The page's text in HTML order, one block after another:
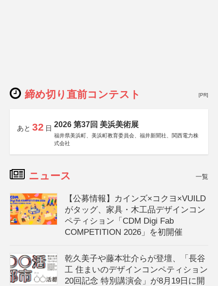
締め切り直前コンテスト [PR]
あと 32 日 2026 第37回 美浜美術展
福井県美浜町、美浜町教育委員会、福井新聞社、関西電力株
式会社
ニュース 一覧
【公募情報】カインズ×コクヨ×VUILD
がタッグ、家具・木工品デザインコン
ペティション「CDM Digi Fab
COMPETITION 2026」を初開催
乾久美子や藤本壮介らが登壇、「長谷
工 住まいのデザインコンペティション
20回記念 特別講演会」が8月19日に開